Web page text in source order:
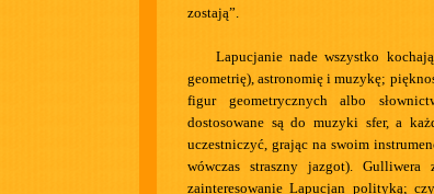
zostają”.
Lapucjanie nade wszystko
geometrię), astronomię i muzykę;
figur geometrycznych albo
dostosowane są do muzyki sfer, a
uczestniczyć, grając na swoim
wówczas straszny jazgot). Gulliwera
zainteresowanie Lapucjan polityką;